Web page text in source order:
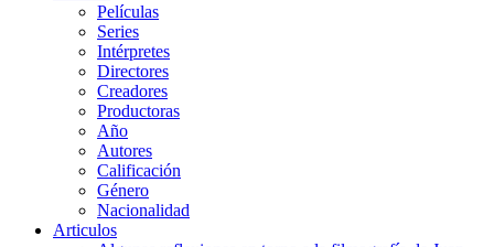
Películas
Series
Intérpretes
Directores
Creadores
Productoras
Año
Autores
Calificación
Género
Nacionalidad
Articulos